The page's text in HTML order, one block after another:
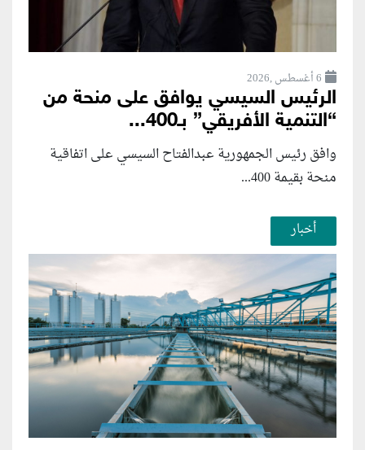
6 أغسطس ,2026
الرئيس السيسي يوافق على منحة من
“التنمية الأفريقي” بـ400...
وافق رئيس الجمهورية عبدالفتاح السيسي على اتفاقية
منحة بقيمة 400...
أخبار